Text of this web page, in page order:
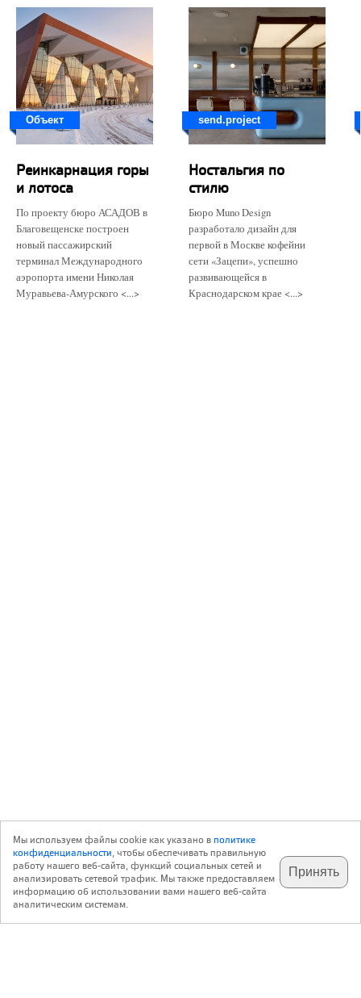
Объект
Реинкарнация горы
и лотоса
По проекту бюро АСАДОВ в
Благовещенске построен
новый пассажирский
терминал Международного
аэропорта имени Николая
Муравьева-Амурского <...>
send.project
Ностальгия по
стилю
Бюро Muno Design
разработало дизайн для
первой в Москве кофейни
сети «Зацепи», успешно
развивающейся в
Краснодарском крае <...>
подпишитесь на наш
телеграм @archi_ru
✕
с 20 июля 1999 г.
Мы используем файлы cookie как указано вполитике
конфиденциальности, чтобы обеспечивать правильную
работу нашего веб-сайта, функций социальных сетей и
анализировать сетевой трафик. Мы также предоставляем
информацию об использовании вами нашего веб-сайта
аналитическим системам.
Принять